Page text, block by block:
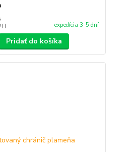
expedícia 3-5 dní
Pridať do košíka